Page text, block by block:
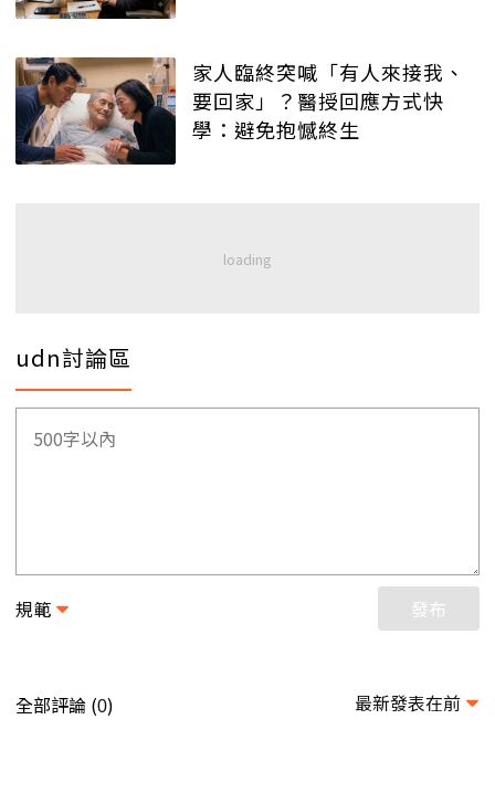
家人臨終突喊「有人來接我、
要回家」？醫授回應方式快
學：避免抱憾終生
udn討論區
規範 發布
全部評論 (0) 最新發表在前